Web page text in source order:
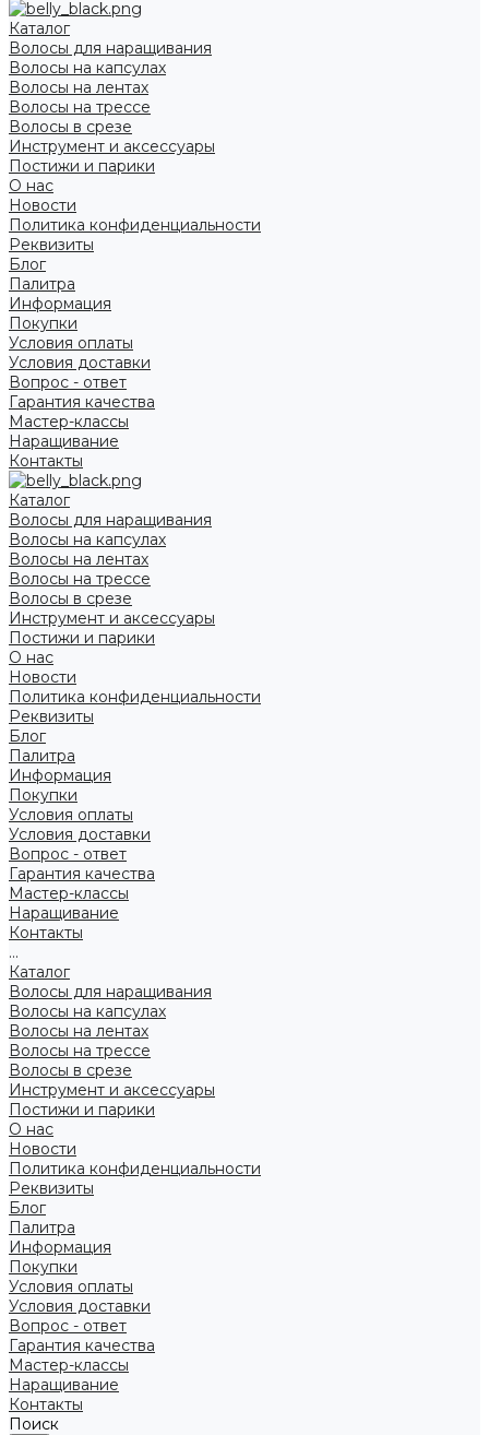
Каталог
Волосы для наращивания
Волосы на капсулах
Волосы на лентах
Волосы на трессе
Волосы в срезе
Инструмент и аксессуары
Постижи и парики
О нас
Новости
Политика конфиденциальности
Реквизиты
Блог
Палитра
Информация
Покупки
Условия оплаты
Условия доставки
Вопрос - ответ
Гарантия качества
Мастер-классы
Наращивание
Контакты
Каталог
Волосы для наращивания
Волосы на капсулах
Волосы на лентах
Волосы на трессе
Волосы в срезе
Инструмент и аксессуары
Постижи и парики
О нас
Новости
Политика конфиденциальности
Реквизиты
Блог
Палитра
Информация
Покупки
Условия оплаты
Условия доставки
Вопрос - ответ
Гарантия качества
Мастер-классы
Наращивание
Контакты
...
Каталог
Волосы для наращивания
Волосы на капсулах
Волосы на лентах
Волосы на трессе
Волосы в срезе
Инструмент и аксессуары
Постижи и парики
О нас
Новости
Политика конфиденциальности
Реквизиты
Блог
Палитра
Информация
Покупки
Условия оплаты
Условия доставки
Вопрос - ответ
Гарантия качества
Мастер-классы
Наращивание
Контакты
Поиск